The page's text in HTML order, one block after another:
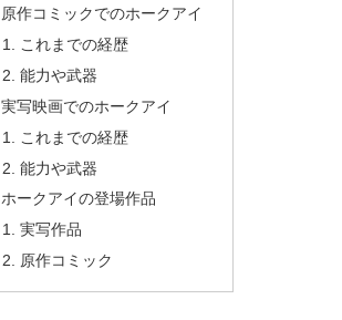
原作コミックでのホークアイ
これまでの経歴
能力や武器
実写映画でのホークアイ
これまでの経歴
能力や武器
ホークアイの登場作品
実写作品
原作コミック